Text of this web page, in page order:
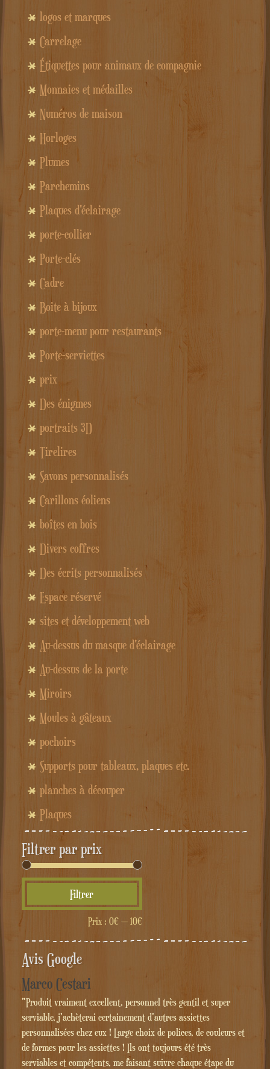
logos et marques
Carrelage
Étiquettes pour animaux de compagnie
Monnaies et médailles
Numéros de maison
Horloges
Plumes
Parchemins
Plaques d'éclairage
porte-collier
Porte-clés
Cadre
Boite à bijoux
porte-menu pour restaurants
Porte-serviettes
prix
Des énigmes
portraits 3D
Tirelires
Savons personnalisés
Carillons éoliens
boîtes en bois
Divers coffres
Des écrits personnalisés
Espace réservé
sites et développement web
Au-dessus du masque d'éclairage
Au-dessus de la porte
Miroirs
Moules à gâteaux
pochoirs
Supports pour tableaux, plaques etc.
planches à découper
Plaques
Filtrer par prix
min
max
Filtrer
Prix : 0€— 10€
Avis Google
Marco Cestari
"Produit vraiment excellent, personnel très gentil et super
serviable, j'achèterai certainement d'autres assiettes
personnalisées chez eux ! Large choix de polices, de couleurs et
de formes pour les assiettes ! Ils ont toujours été très
serviables et compétents, me faisant suivre chaque étape du